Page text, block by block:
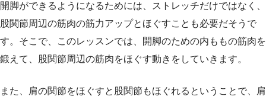
開脚ができるようになるためには、ストレッチだけではなく、
股関節周辺の筋肉の筋力アップとほぐすことも必要だそうで
す。そこで、このレッスンでは、開脚のための内ももの筋肉を
鍛えて、股関節周辺の筋肉をほぐす動きをしていきます。
また、肩の関節をほぐすと股関節もほぐれるということで、肩